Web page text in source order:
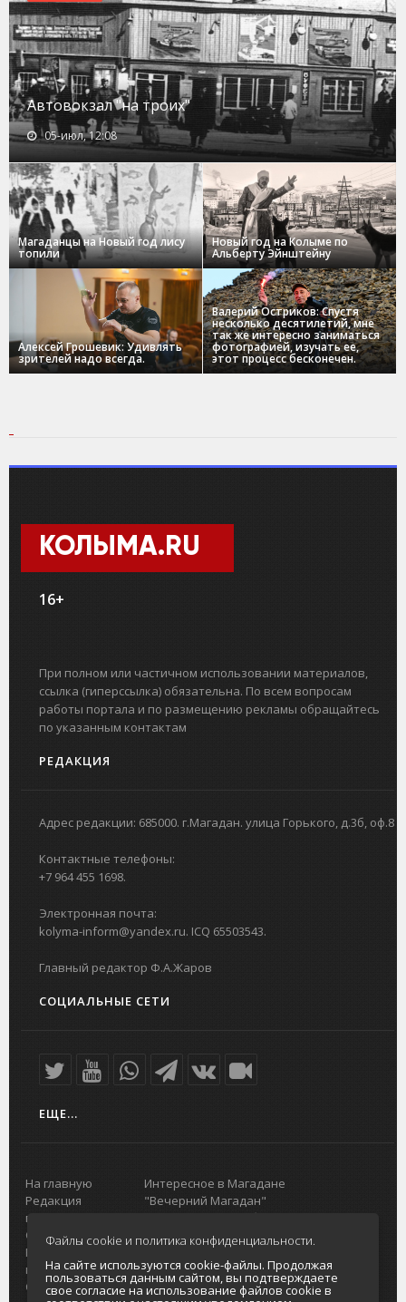
Автовокзал "на троих"
05-июл, 12:08
Магаданцы на Новый год лису
топили
Новый год на Колыме по
Альберту Эйнштейну
Алексей Грошевик: Удивлять
зрителей надо всегда.
Валерий Остриков: Спустя
несколько десятилетий, мне
так же интересно заниматься
фотографией, изучать ее,
этот процесс бесконечен.
КОЛЫМА.RU
16+
При полном или частичном использовании материалов,
ссылка (гиперссылка) обязательна. По всем вопросам
работы портала и по размещению рекламы обращайтесь
по указанным контактам
РЕДАКЦИЯ
Адрес редакции: 685000. г.Магадан. улица Горького, д.3б, оф.8
Контактные телефоны:
+7 964 455 1698.
Электронная почта:
kolyma-inform@yandex.ru. ICQ 65503543.
Главный редактор Ф.А.Жаров
СОЦИАЛЬНЫЕ СЕТИ
ЕЩЕ...
На главную
Редакция
портала
О проекте
Реклама на
портале
Отзывы и
Интересное в Магадане
"Вечерний Магадан"
Городская доска объявлений
Реклама
Главный туристический портал
Колымы
Политика в отношении обработки
Файлы cookie и политика конфиденциальности.
На сайте используются cookie-файлы. Продолжая
пользоваться данным сайтом, вы подтверждаете
свое согласие на использование файлов cookie в